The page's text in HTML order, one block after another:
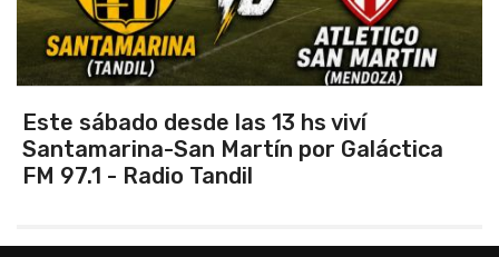
Vuelve el torneo oficial de hockey